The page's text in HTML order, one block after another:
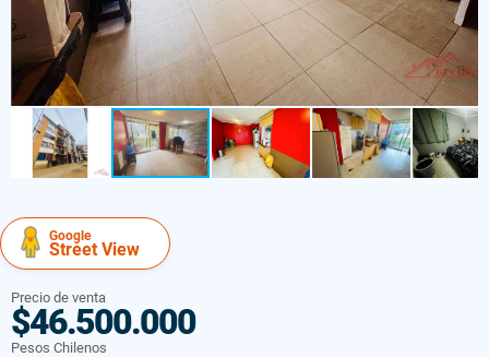
Google
Street View
Precio de venta
$46.500.000
Pesos Chilenos